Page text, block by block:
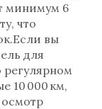
минимум 6
что
вы
для
регулярном
10 000 км,